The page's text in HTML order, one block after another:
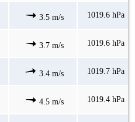
3.5 m/s 1019.6 hPa
3.7 m/s 1019.6 hPa
3.4 m/s 1019.7 hPa
4.5 m/s 1019.4 hPa